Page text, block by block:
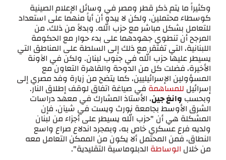
وكثيراً ما يتم ذكر قطر ومصر في وسائل الإعلام الصينية
كوسطاء محتملين، ولكن لا يبدو أن أياً منهما على استعداد
للتعامل بشكل مباشر مع حزب الله. وبدلاً من ذلك، من
المرجح أن تنطوي جهودهما على بدء حوار مع الحكومة
اللبنانية، التي تفتقر مع ذلك إلى السلطة على المناطق التي
يسيطر عليها حزب الله في جنوب لبنان. ولكن في الآونة
الأخيرة، فضلت كل من الدوحة والقاهرة التعاون مع
المسؤولين الإسرائيليين، كما يتضح من زيارة وفد مصري إلى
إسرائيل للمساهمة في صياغة اتفاق لوقف إطلاق النار.
وبحسب وانغ جين، الأستاذ المشارك في معهد دراسات
الشرق الأوسط بجامعة نورث ويست في شيآن، فإن
المشكلة هي أن "حزب الله يسيطر على أجزاء من لبنان
ولديه فرع عسكري خاص به، وبمجرد اندلاع صراع واسع
النطاق، فمن المحتمل ألا يكون من الممكن التعامل معه
من خلال الوساطة الدبلوماسية التقليدية".